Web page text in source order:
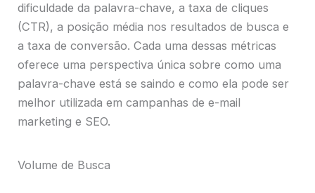
dificuldade da palavra-chave, a taxa de cliques
(CTR), a posição média nos resultados de busca e
a taxa de conversão. Cada uma dessas métricas
oferece uma perspectiva única sobre como uma
palavra-chave está se saindo e como ela pode ser
melhor utilizada em campanhas de e-mail
marketing e SEO.
Volume de Busca